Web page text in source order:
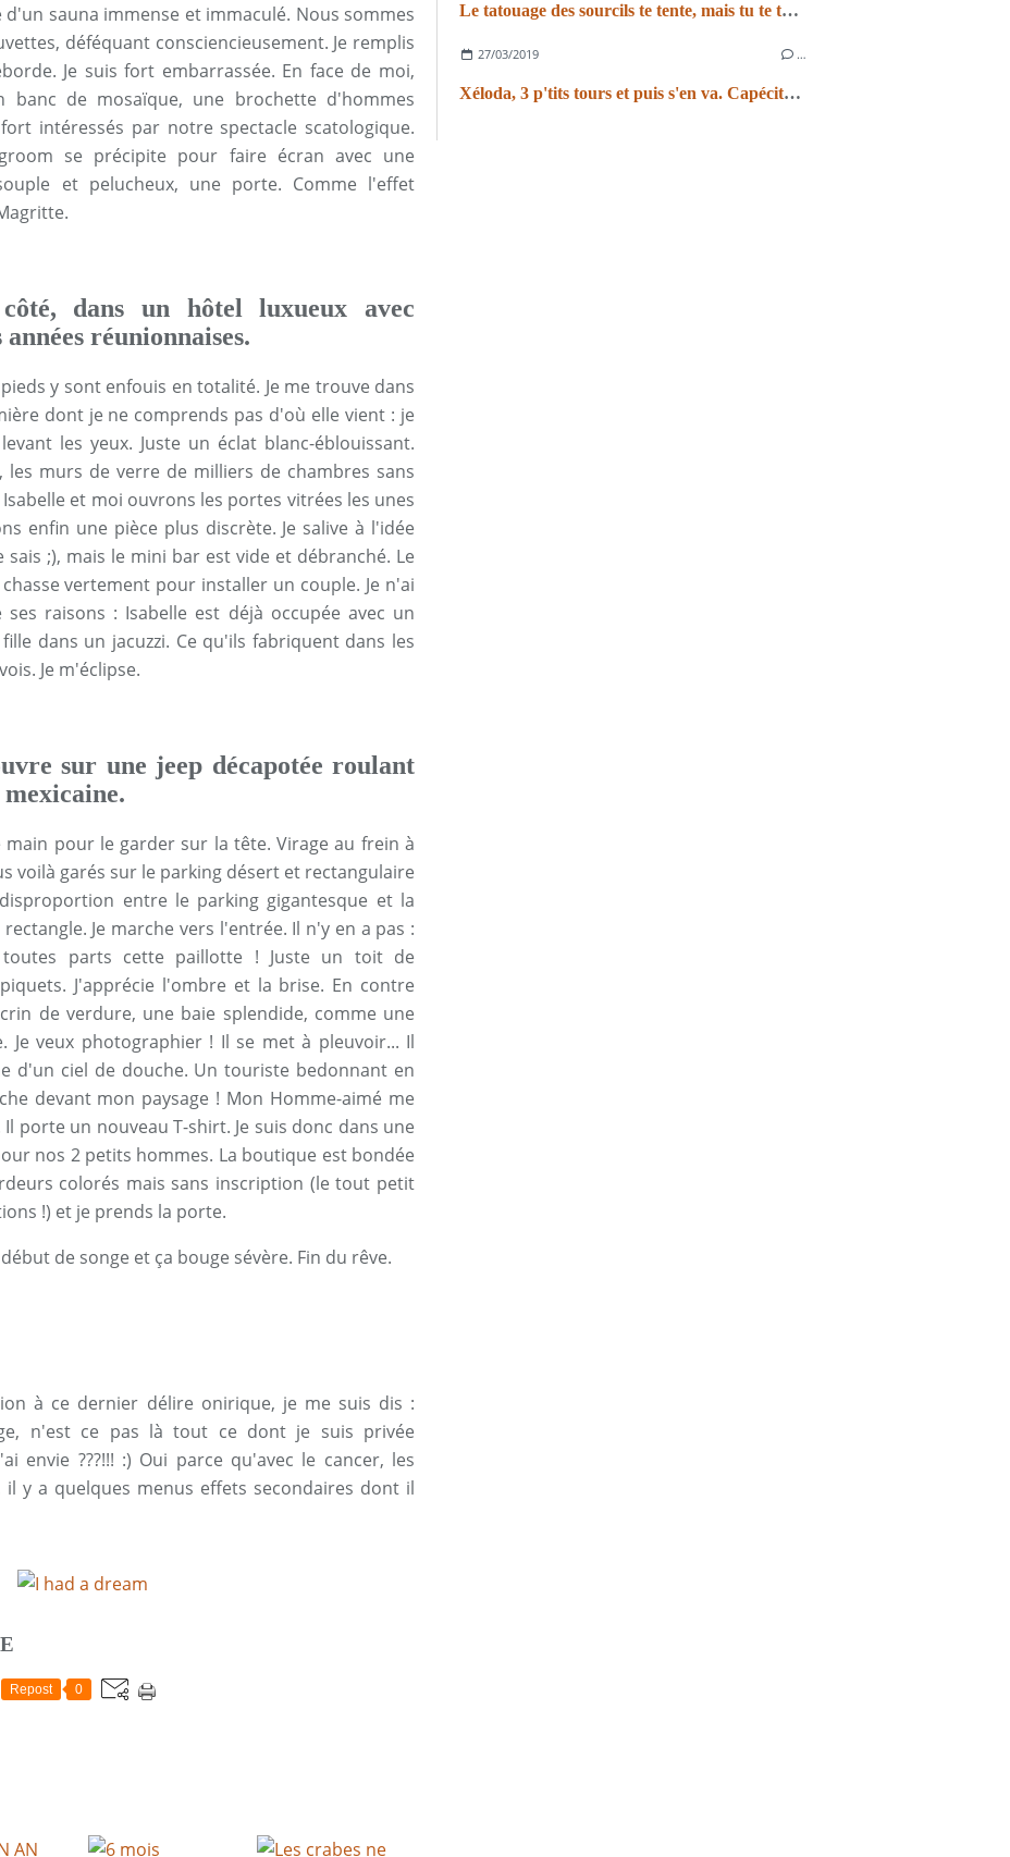
sauna immense et immaculé. Nous sommes
déféquant consciencieusement. Je remplis
Je suis fort embarrassée. En face de moi,
de mosaïque, une brochette d'hommes
intéressés par notre spectacle scatologique.
se précipite pour faire écran avec une
et pelucheux, une porte. Comme l'effet
dans un hôtel luxueux avec
réunionnaises.
y sont enfouis en totalité. Je me trouve dans
dont je ne comprends pas d'où elle vient : je
les yeux. Juste un éclat blanc-éblouissant.
murs de verre de milliers de chambres sans
et moi ouvrons les portes vitrées les unes
enfin une pièce plus discrète. Je salive à l'idée
;), mais le mini bar est vide et débranché. Le
vertement pour installer un couple. Je n'ai
raisons : Isabelle est déjà occupée avec un
dans un jacuzzi. Ce qu'ils fabriquent dans les
Je m'éclipse.
sur une jeep décapotée roulant
main pour le garder sur la tête. Virage au frein à
voilà garés sur le parking désert et rectangulaire
entre le parking gigantesque et la
Je marche vers l'entrée. Il n'y en a pas :
parts cette paillotte ! Juste un toit de
J'apprécie l'ombre et la brise. En contre
de verdure, une baie splendide, comme une
Je veux photographier ! Il se met à pleuvoir... Il
d'un ciel de douche. Un touriste bedonnant en
devant mon paysage ! Mon Homme-aimé me
porte un nouveau T-shirt. Je suis donc dans une
nos 2 petits hommes. La boutique est bondée
colorés mais sans inscription (le tout petit
!) et je prends la porte.
de songe et ça bouge sévère. Fin du rêve.
à ce dernier délire onirique, je me suis dis :
n'est ce pas là tout ce dont je suis privée
envie ???!!! :) Oui parce qu'avec le cancer, les
y a quelques menus effets secondaires dont il
Repost 0
Le tatouage des sourcils te tente, mais tu te tâtes ?
27/03/2019 …
Xéloda, 3 p'tits tours et puis s'en va. Capécitabine, 3 p'tits tours et se débine.